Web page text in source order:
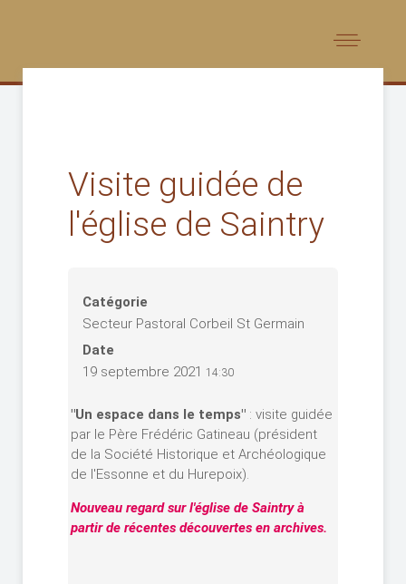
Visite guidée de
l'église de Saintry
Catégorie
Secteur Pastoral Corbeil St Germain
Date
19 septembre 2021 14:30
"Un espace dans le temps": visite guidée
par le Père Frédéric Gatineau (président
de la Société Historique et Archéologique
de l'Essonne et du Hurepoix).
Nouveau regard sur l'église de Saintry à
partir de récentes découvertes en archives.